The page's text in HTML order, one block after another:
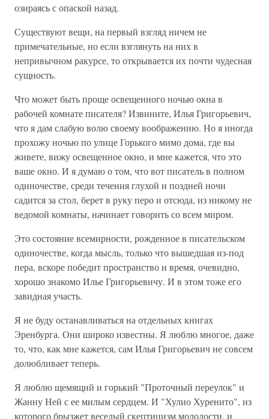
озираясь с опаской назад.
Существуют вещи, на первый взгляд ничем не
примечательные, но если взглянуть на них в
непривычном ракурсе, то открывается их почти чудесная
сущность.
Что может быть проще освещенного ночью окна в
рабочей комнате писателя? Извините, Илья Григорьевич,
что я дам слабую волю своему воображению. Но я иногда
прохожу ночью по улице Горького мимо дома, где вы
живете, вижу освещенное окно, и мне кажется, что это
ваше окно. И я думаю о том, что вот писатель в полном
одиночестве, среди течения глухой и поздней ночи
садится за стол, берет в руку перо и отсюда, из никому не
ведомой комнаты, начинает говорить со всем миром.
Это состояние всемирности, рожденное в писательском
одиночестве, когда мысль, только что вышедшая из-под
пера, вскоре победит пространство и время, очевидно,
хорошо знакомо Илье Григорьевичу. И в этом тоже его
завидная участь.
Я не буду останавливаться на отдельных книгах
Эренбурга. Они широко известны. Я люблю многое, даже
то, что, как мне кажется, сам Илья Григорьевич не совсем
долюбливает теперь.
Я люблю щемящий и горький "Проточный переулок" и
Жанну Ней с ее милым сердцем. И "Хулио Хуренито", из
которого брызжет веселый скептицизм молодости, и